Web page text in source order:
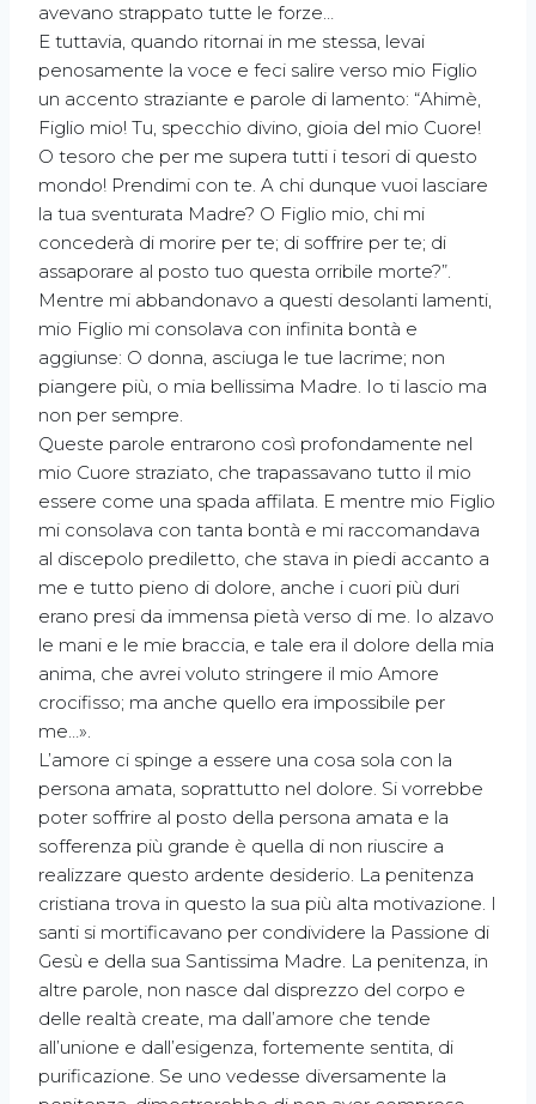
avevano strappato tutte le forze…
E tuttavia, quando ritornai in me stessa, levai
penosamente la voce e feci salire verso mio Figlio
un accento straziante e parole di lamento: “Ahimè,
Figlio mio! Tu, specchio divino, gioia del mio Cuore!
O tesoro che per me supera tutti i tesori di questo
mondo! Prendimi con te. A chi dunque vuoi lasciare
la tua sventurata Madre? O Figlio mio, chi mi
concederà di morire per te; di soffrire per te; di
assaporare al posto tuo questa orribile morte?”.
Mentre mi abbandonavo a questi desolanti lamenti,
mio Figlio mi consolava con infinita bontà e
aggiunse: O donna, asciuga le tue lacrime; non
piangere più, o mia bellissima Madre. Io ti lascio ma
non per sempre.
Queste parole entrarono così profondamente nel
mio Cuore straziato, che trapassavano tutto il mio
essere come una spada affilata. E mentre mio Figlio
mi consolava con tanta bontà e mi raccomandava
al discepolo prediletto, che stava in piedi accanto a
me e tutto pieno di dolore, anche i cuori più duri
erano presi da immensa pietà verso di me. Io alzavo
le mani e le mie braccia, e tale era il dolore della mia
anima, che avrei voluto stringere il mio Amore
crocifisso; ma anche quello era impossibile per
me…».
L’amore ci spinge a essere una cosa sola con la
persona amata, soprattutto nel dolore. Si vorrebbe
poter soffrire al posto della persona amata e la
sofferenza più grande è quella di non riuscire a
realizzare questo ardente desiderio. La penitenza
cristiana trova in questo la sua più alta motivazione. I
santi si mortificavano per condividere la Passione di
Gesù e della sua Santissima Madre. La penitenza, in
altre parole, non nasce dal disprezzo del corpo e
delle realtà create, ma dall’amore che tende
all’unione e dall’esigenza, fortemente sentita, di
purificazione. Se uno vedesse diversamente la